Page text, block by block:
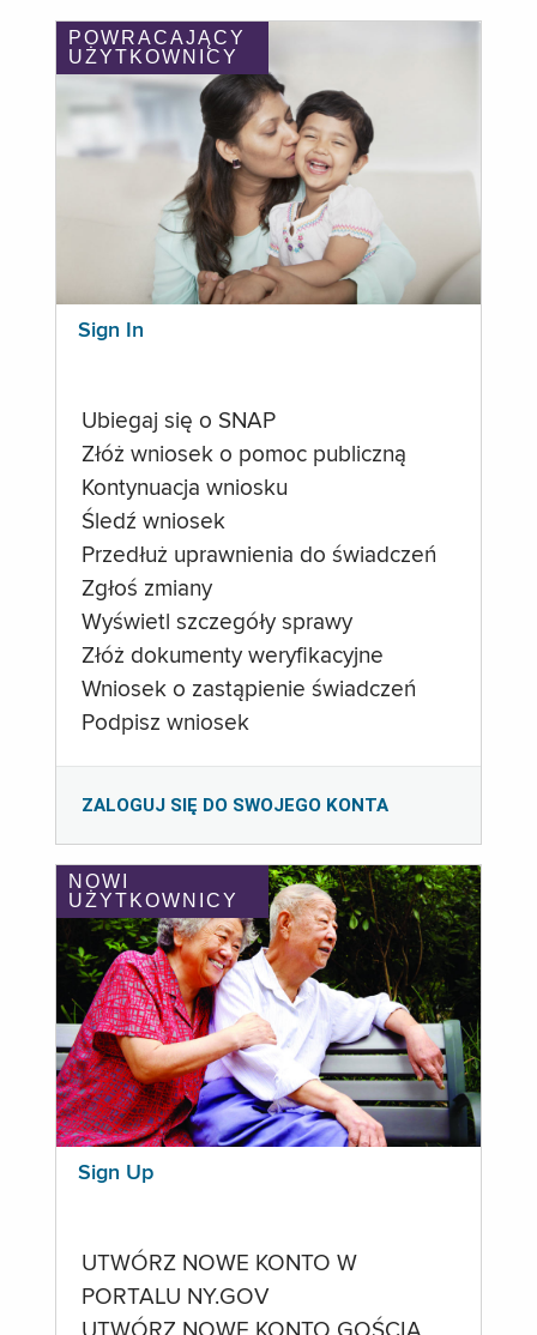
POWRACAJĄCY
UŻYTKOWNICY
Sign In
Ubiegaj się o SNAP
Złóż wniosek o pomoc publiczną
Kontynuacja wniosku
Śledź wniosek
Przedłuż uprawnienia do świadczeń
Zgłoś zmiany
Wyświetl szczegóły sprawy
Złóż dokumenty weryfikacyjne
Wniosek o zastąpienie świadczeń
Podpisz wniosek
ZALOGUJ SIĘ DO SWOJEGO KONTA
NOWI
UŻYTKOWNICY
Sign Up
UTWÓRZ NOWE KONTO W
PORTALU NY.GOV